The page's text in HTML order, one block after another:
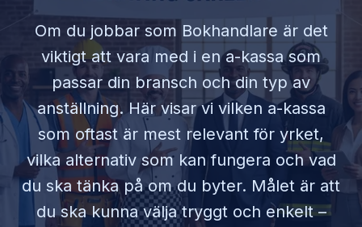
Om du jobbar som Bokhandlare är det
viktigt att vara med i en a-kassa som
passar din bransch och din typ av
anställning. Här visar vi vilken a-kassa
som oftast är mest relevant för yrket,
vilka alternativ som kan fungera och vad
du ska tänka på om du byter. Målet är att
du ska kunna välja tryggt och enkelt –